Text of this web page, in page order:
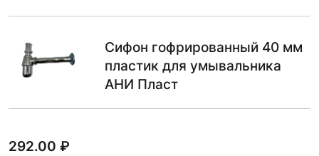
Сифон гофрированный 40 мм
пластик для умывальника
АНИ Пласт
292.00 ₽